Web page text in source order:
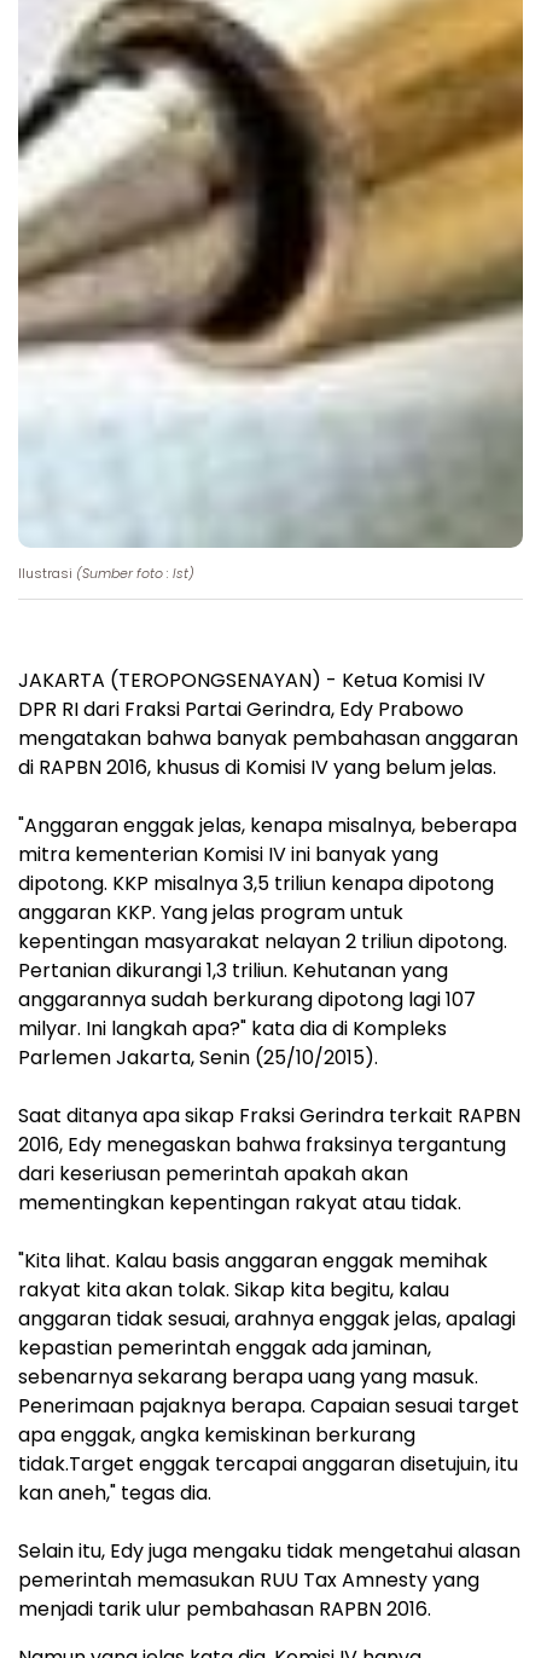
Ilustrasi (Sumber foto : Ist)
JAKARTA (TEROPONGSENAYAN) - Ketua Komisi IV
DPR RI dari Fraksi Partai Gerindra, Edy Prabowo
mengatakan bahwa banyak pembahasan anggaran
di RAPBN 2016, khusus di Komisi IV yang belum jelas.
"Anggaran enggak jelas, kenapa misalnya, beberapa
mitra kementerian Komisi IV ini banyak yang
dipotong. KKP misalnya 3,5 triliun kenapa dipotong
anggaran KKP. Yang jelas program untuk
kepentingan masyarakat nelayan 2 triliun dipotong.
Pertanian dikurangi 1,3 triliun. Kehutanan yang
anggarannya sudah berkurang dipotong lagi 107
milyar. Ini langkah apa?" kata dia di Kompleks
Parlemen Jakarta, Senin (25/10/2015).
Saat ditanya apa sikap Fraksi Gerindra terkait RAPBN
2016, Edy menegaskan bahwa fraksinya tergantung
dari keseriusan pemerintah apakah akan
mementingkan kepentingan rakyat atau tidak.
"Kita lihat. Kalau basis anggaran enggak memihak
rakyat kita akan tolak. Sikap kita begitu, kalau
anggaran tidak sesuai, arahnya enggak jelas, apalagi
kepastian pemerintah enggak ada jaminan,
sebenarnya sekarang berapa uang yang masuk.
Penerimaan pajaknya berapa. Capaian sesuai target
apa enggak, angka kemiskinan berkurang
tidak.Target enggak tercapai anggaran disetujuin, itu
kan aneh," tegas dia.
Selain itu, Edy juga mengaku tidak mengetahui alasan
pemerintah memasukan RUU Tax Amnesty yang
menjadi tarik ulur pembahasan RAPBN 2016.